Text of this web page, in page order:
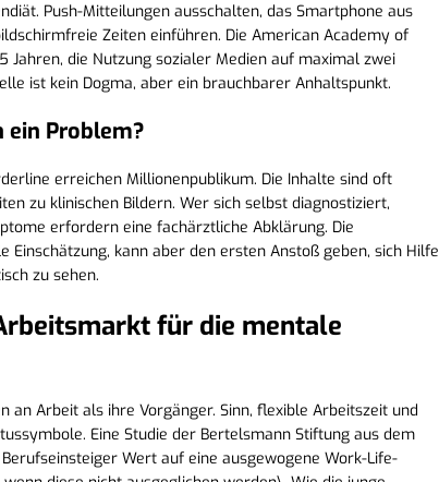
Push-Mitteilungen ausschalten, das Smartphone aus
Zeiten einführen. Die American Academy of
die Nutzung sozialer Medien auf maximal zwei
ist kein Dogma, aber ein brauchbarer Anhaltspunkt.
ein Problem?
erreichen Millionenpublikum. Die Inhalte sind oft
zu klinischen Bildern. Wer sich selbst diagnostiziert,
erfordern eine fachärztliche Abklärung. Die
kann aber den ersten Anstoß geben, sich Hilfe
zu sehen.
für die mentale
an Arbeit als ihre Vorgänger. Sinn, flexible Arbeitszeit und
Eine Studie der Bertelsmann Stiftung aus dem
Wert auf eine ausgewogene Work-Life-